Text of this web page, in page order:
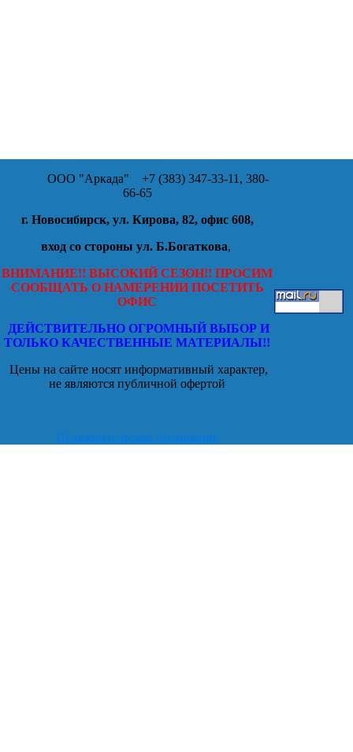
ООО "Аркада" +7 (383) 347-33-11, 380-
66-65
г. Новосибирск, ул. Кирова, 82, офис 608,
вход со стороны ул. Б.Богаткова,
ВНИМАНИЕ!! ВЫСОКИЙ СЕЗОН!! ПРОСИМ
СООБЩАТЬ О НАМЕРЕНИИ ПОСЕТИТЬ
ОФИС
ДЕЙСТВИТЕЛЬНО ОГРОМНЫЙ ВЫБОР И
ТОЛЬКО КАЧЕСТВЕННЫЕ МАТЕРИАЛЫ!!
Цены на сайте носят информативный характер,
не являются публичной офертой
Пользовательское соглашение